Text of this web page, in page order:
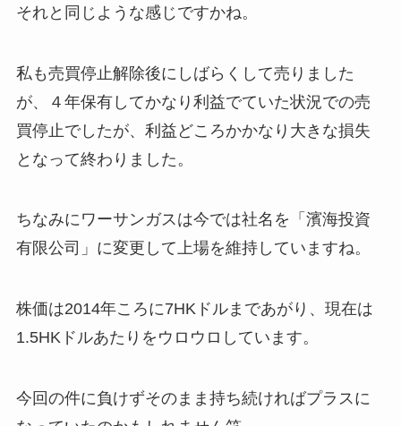
それと同じような感じですかね。
私も売買停止解除後にしばらくして売りました
が、４年保有してかなり利益でていた状況での売
買停止でしたが、利益どころかかなり大きな損失
となって終わりました。
ちなみにワーサンガスは今では社名を「濱海投資
有限公司」に変更して上場を維持していますね。
株価は2014年ころに7HKドルまであがり、現在は
1.5HKドルあたりをウロウロしています。
今回の件に負けずそのまま持ち続ければプラスに